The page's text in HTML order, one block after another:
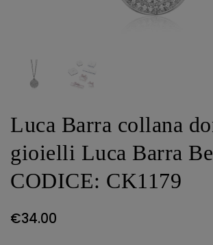
Luca Barra collana
gioielli Luca Barra
CODICE: CK1179
€34.00